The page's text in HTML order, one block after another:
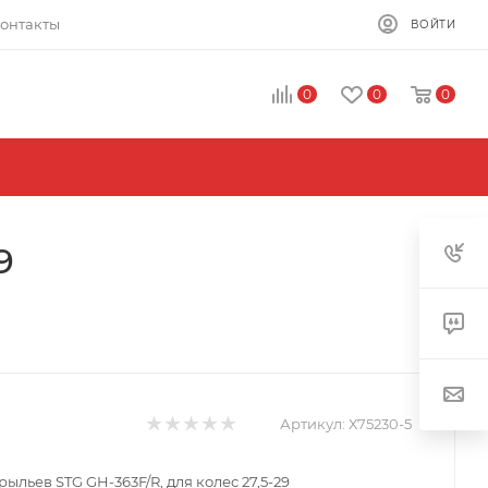
ВОЙТИ
0 0 0
Артикул: Х75230-5
STG GH-363F/R, для колес 27,5-29